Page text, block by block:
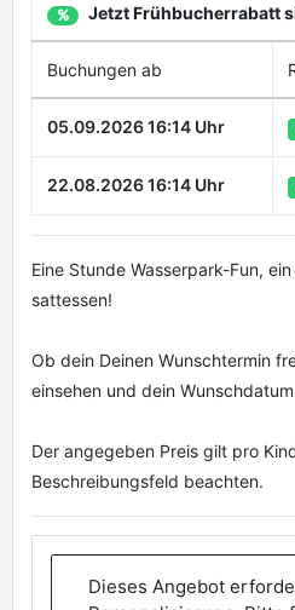
Jetzt Frühbucherrabatt
Buchungen ab
05.09.2026 16:14 Uhr
22.08.2026 16:14 Uhr
Eine Stunde Wasserpark-Fun,
sattessen!
Ob dein Deinen Wunschtermin
einsehen und dein
Der angegeben Preis gilt pro
Beschreibungsfeld beachten.
Dieses Angebot